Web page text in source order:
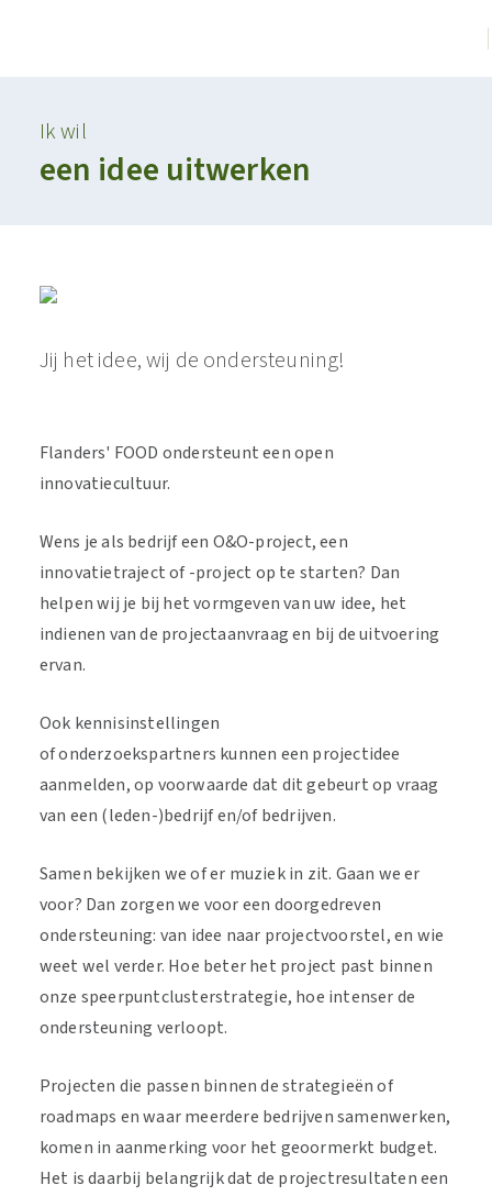
Ik wil
een idee uitwerken
Jij het idee, wij de ondersteuning!
Flanders' FOOD ondersteunt een open
innovatiecultuur.
Wens je als bedrijf een O&O-project, een
innovatietraject of -project op te starten? Dan
helpen wij je bij het vormgeven van uw idee, het
indienen van de projectaanvraag en bij de uitvoering
ervan.
Ook kennisinstellingen
of onderzoekspartners kunnen een projectidee
aanmelden, op voorwaarde dat dit gebeurt op vraag
van een (leden-)bedrijf en/of bedrijven.
Samen bekijken we of er muziek in zit. Gaan we er
voor? Dan zorgen we voor een doorgedreven
ondersteuning: van idee naar projectvoorstel, en wie
weet wel verder. Hoe beter het project past binnen
onze speerpuntclusterstrategie, hoe intenser de
ondersteuning verloopt.
Projecten die passen binnen de strategieën of
roadmaps en waar meerdere bedrijven samenwerken,
komen in aanmerking voor het geoormerkt budget.
Het is daarbij belangrijk dat de projectresultaten een